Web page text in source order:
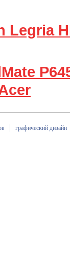
Legria
графический дизайн